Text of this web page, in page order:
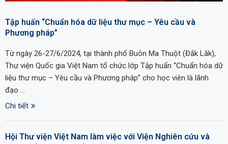
Tập huấn “Chuẩn hóa dữ liệu thư mục – Yêu cầu và
Phương pháp”
Từ ngày 26-27/6/2024, tại thành phố Buôn Ma Thuột (Đắk Lắk),
Thư viện Quốc gia Việt Nam tổ chức lớp Tập huấn “Chuẩn hóa dữ
liệu thư mục – Yêu cầu và Phương pháp” cho học viên là lãnh
đạo …
Chi tiết
Hội Thư viện Việt Nam làm việc với Viện Nghiên cứu và